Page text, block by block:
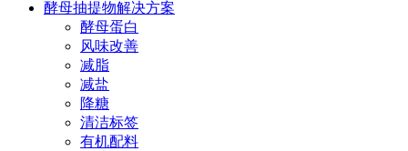
酵母抽提物解决方案
酵母蛋白
风味改善
减脂
减盐
降糖
清洁标签
有机配料